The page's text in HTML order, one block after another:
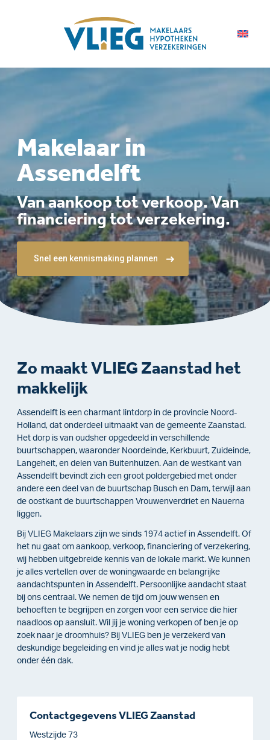
Makelaar in
Assendelft
Van aankoop tot verkoop. Van
financiering tot verzekering.
Snel een kennismaking plannen
Zo maakt VLIEG Zaanstad het
makkelijk
Assendelft is een charmant lintdorp in de provincie Noord-
Holland, dat onderdeel uitmaakt van de gemeente Zaanstad.
Het dorp is van oudsher opgedeeld in verschillende
buurtschappen, waaronder Noordeinde, Kerkbuurt, Zuideinde,
Langeheit, en delen van Buitenhuizen. Aan de westkant van
Assendelft bevindt zich een groot poldergebied met onder
andere een deel van de buurtschap Busch en Dam, terwijl aan
de oostkant de buurtschappen Vrouwenverdriet en Nauerna
liggen.
Bij VLIEG Makelaars zijn we sinds 1974 actief in Assendelft. Of
het nu gaat om aankoop, verkoop, financiering of verzekering,
wij hebben uitgebreide kennis van de lokale markt. We kunnen
je alles vertellen over de woningwaarde en belangrijke
aandachtspunten in Assendelft. Persoonlijke aandacht staat
bij ons centraal. We nemen de tijd om jouw wensen en
behoeften te begrijpen en zorgen voor een service die hier
naadloos op aansluit. Wil jij je woning verkopen of ben je op
zoek naar je droomhuis? Bij VLIEG ben je verzekerd van
deskundige begeleiding en vind je alles wat je nodig hebt
onder één dak.
Contactgegevens VLIEG Zaanstad
Westzijde 73